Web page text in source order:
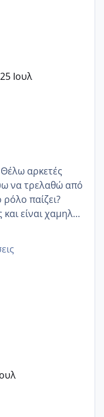
25 Ιουλ
αρκετές
παίζει?
είναι χαμηλή
ήδη μια
να τερματιστεί
προσπαθώ 7